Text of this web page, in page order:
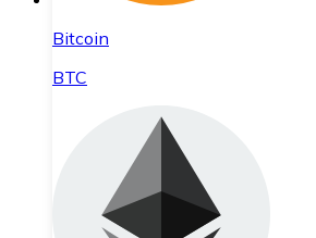
Bitcoin
BTC